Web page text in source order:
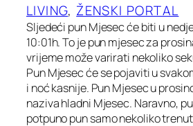
LIVING, ŽENSKI PORTAL
Sljedeći pun Mjesec će biti u
10:01h. To je pun mjesec za
vrijeme može varirati nekoliko
Pun Mjesec će se pojaviti u
i noć kasnije. Pun Mjesec u
naziva hladni Mjesec. Naravno,
potpuno pun samo nekoliko